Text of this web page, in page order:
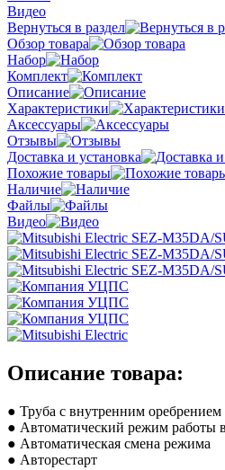
Видео
Вернуться в раздел
Обзор товара
Набор
Комплект
Описание
Характеристики
Аксессуары
Отзывы
Доставка и установка
Похожие товары
Наличие
Файлы
Видео
Описание товара:
● Труба с внутренним оребрением
● Автоматический режим работы
● Автоматическая смена режима
● Авторестарт